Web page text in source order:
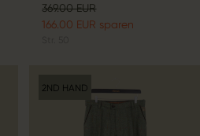
369.00 EUR
166.00 EUR sparen
2ND HAND